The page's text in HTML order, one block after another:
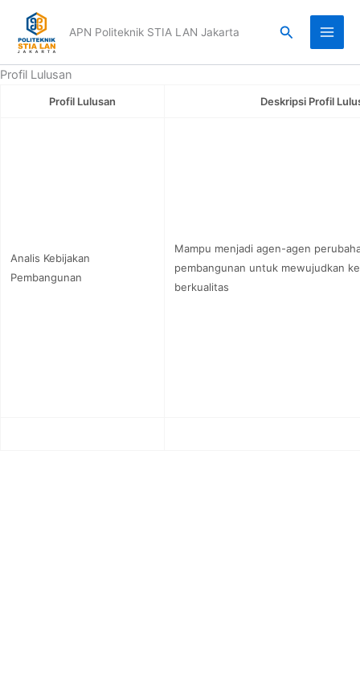
konten
APN Politeknik STIA LAN Jakarta Cari
Profil Lulusan
Profil Lulusan Deskripsi Profil
Analis Kebijakan
Pembangunan
Mampu menjadi agen-agen
pembangunan untuk mewujudkan
berkualitas